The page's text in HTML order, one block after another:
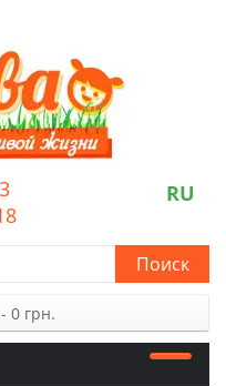
RU
Поиск
0 грн.